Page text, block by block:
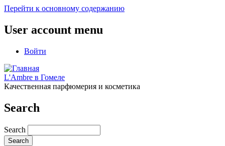
Перейти к основному содержанию
User account menu
Войти
L'Ambre в Гомеле
Качественная парфюмерия и косметика
Search
Search